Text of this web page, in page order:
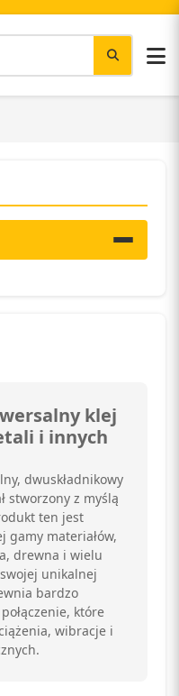
klej
i innych
dwuskładnikowy
stworzony z myślą
ten jest
gamy materiałów,
drewna i wielu
unikalnej
bardzo
które
wibracje i